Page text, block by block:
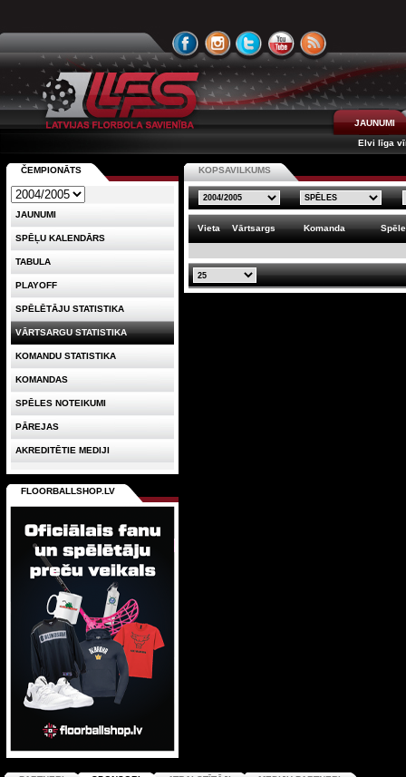
JAUNUMI
Elvi līga
KOPSAVILKUMS
Vieta Vārtsargs Komanda
ČEMPIONĀTS
JAUNUMI
SPĒĻU KALENDĀRS
TABULA
PLAYOFF
SPĒLĒTĀJU STATISTIKA
VĀRTSARGU STATISTIKA
KOMANDU STATISTIKA
KOMANDAS
SPĒLES NOTEIKUMI
PĀREJAS
AKREDITĒTIE MEDIJI
FLOORBALLSHOP.LV